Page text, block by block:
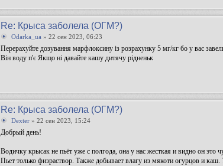
Re: Крыса заболела (ОГМ?)
Odarka_ua » 22 сен 2023, 06:23
Перерахуйте дозування марфлоксину із розрахунку 5 мг/кг бо у вас
Він воду п'є Якщо ні давайте кашу дитячу рідненьк
Re: Крыса заболела (ОГМ?)
Dexter » 22 сен 2023, 15:24
Добрый день!
Водичку крысак не пьёт уже с полгода, она у нас жесткая и видно он это
Пьет только физраствор. Также добывает влагу из мякоти огурцов и